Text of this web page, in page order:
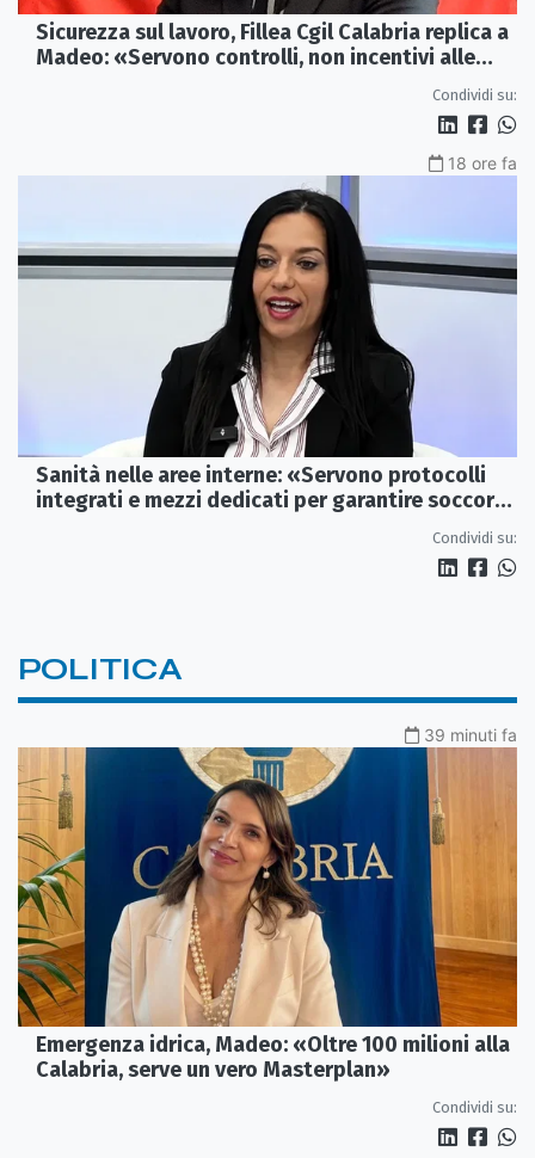
Sicurezza sul lavoro, Fillea Cgil Calabria replica a
Madeo: «Servono controlli, non incentivi alle
Condividi su:
18 ore fa
Sanità nelle aree interne: «Servono protocolli
integrati e mezzi dedicati per garantire soccorsi
Condividi su:
POLITICA
39 minuti fa
Emergenza idrica, Madeo: «Oltre 100 milioni alla
Calabria, serve un vero Masterplan»
Condividi su: